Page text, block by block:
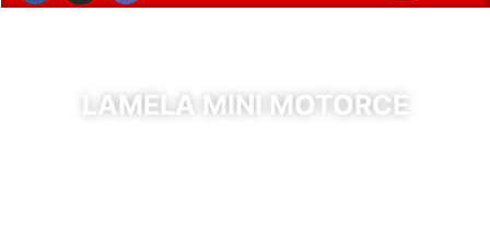
LAMELA MINI MOTORCE